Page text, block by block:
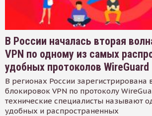
В России началась вторая
VPN по одному из самых
удобных протоколов WireGuard
В регионах России зарегистрирована
блокировок VPN по протоколу
технические специалисты называют
удобных и распространенных